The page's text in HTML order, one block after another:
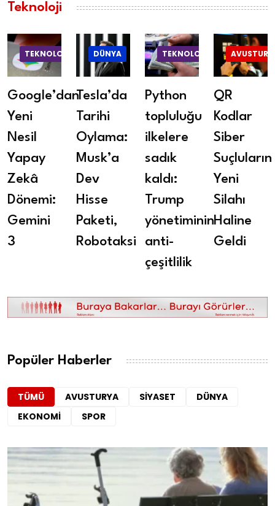
Teknoloji
TEKNOLOJI
Google’dan
Yeni
Nesil
Yapay
Zekâ
Dönemi:
Gemini
3
DÜNYA
Tesla’da
Tarihi
Oylama:
Musk’a
Dev
Hisse
Paketi,
Robotaksi
TEKNOLOJI
Python
topluluğu
ilkelere
sadık
kaldı:
Trump
yönetiminin
anti-
çeşitlilik
QR
Kodlar
Siber
Suçluların
Yeni
Silahı
Haline
Geldi
Popüler Haberler
TÜMÜ AVUSTURYA SIYASET
DÜNYA
EKONOMI
SPOR